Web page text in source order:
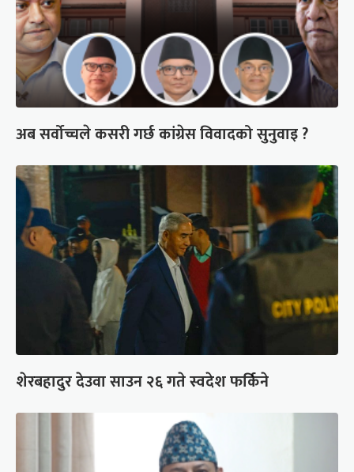
अब सर्वोच्चले कसरी गर्छ कांग्रेस विवादको सुनुवाइ ?
शेरबहादुर देउवा साउन २६ गते स्वदेश फर्किने